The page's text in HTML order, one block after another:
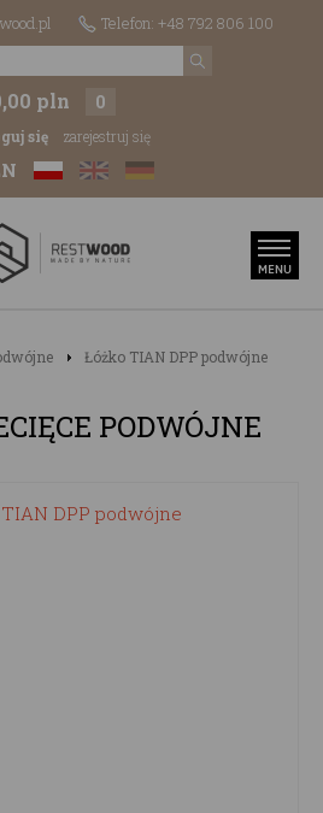
Telefon: +48 792 806 100
pln 0
się zarejestruj się
Łóżko TIAN DPP podwójne
PODWÓJNE